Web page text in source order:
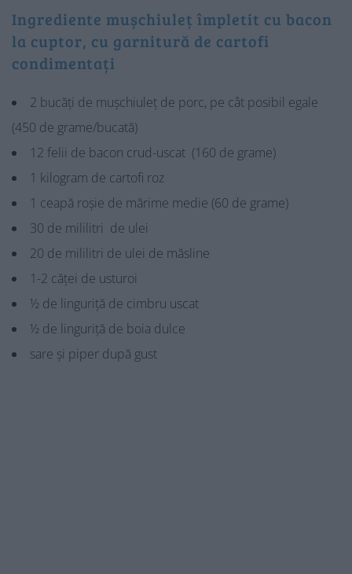
Ingrediente mușchiuleț împletit cu bacon
la cuptor, cu garnitură de cartofi
condimentați
2 bucăți de mușchiuleț de porc, pe cât posibil egale
(450 de grame/bucată)
12 felii de bacon crud-uscat (160 de grame)
1 kilogram de cartofi roz
1 ceapă roșie de mărime medie (60 de grame)
30 de mililitri de ulei
20 de mililitri de ulei de măsline
1-2 căței de usturoi
½ de linguriță de cimbru uscat
½ de linguriță de boia dulce
sare și piper după gust